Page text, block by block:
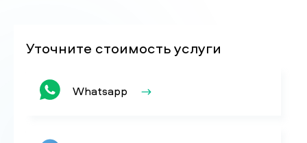
Уточните стоимость услуги
Whatsapp